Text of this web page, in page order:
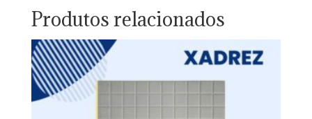
Produtos relacionados